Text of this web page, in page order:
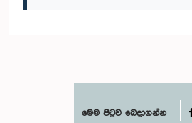
මෙම පිටුව බෙදාගන්න